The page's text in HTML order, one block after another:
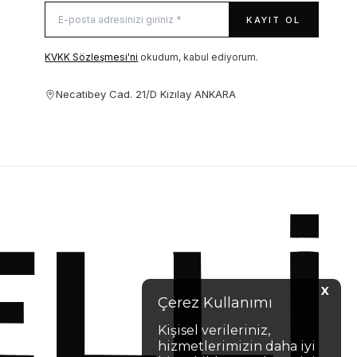
X
Çerez Kullanımı
Kişisel verileriniz,
hizmetlerimizin daha iyi
KAYIT OL
KVKK Sözleşmesi'ni okudum, kabul ediyorum.
Necatibey Cad. 21/D Kızılay ANKARA